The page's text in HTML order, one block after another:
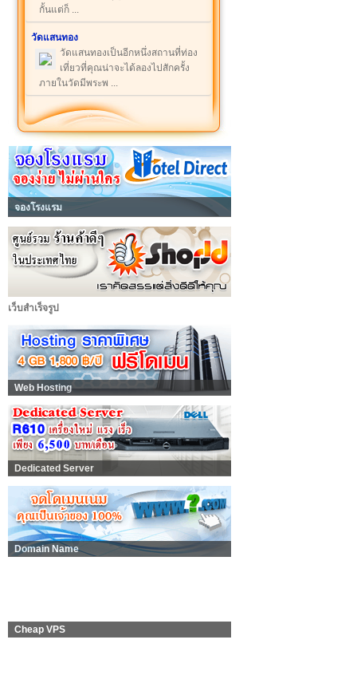
กั้นแต่ก็ ...
วัดแสนทอง
วัดแสนทองเป็นอีกหนึ่งสถานที่ท่อง
เที่ยวที่คุณน่าจะได้ลองไปสักครั้ง
ภายในวัดมีพระพ ...
จองโรงแรม
เว็บสำเร็จรูป
Web Hosting
Dedicated Server
Domain Name
Cheap VPS